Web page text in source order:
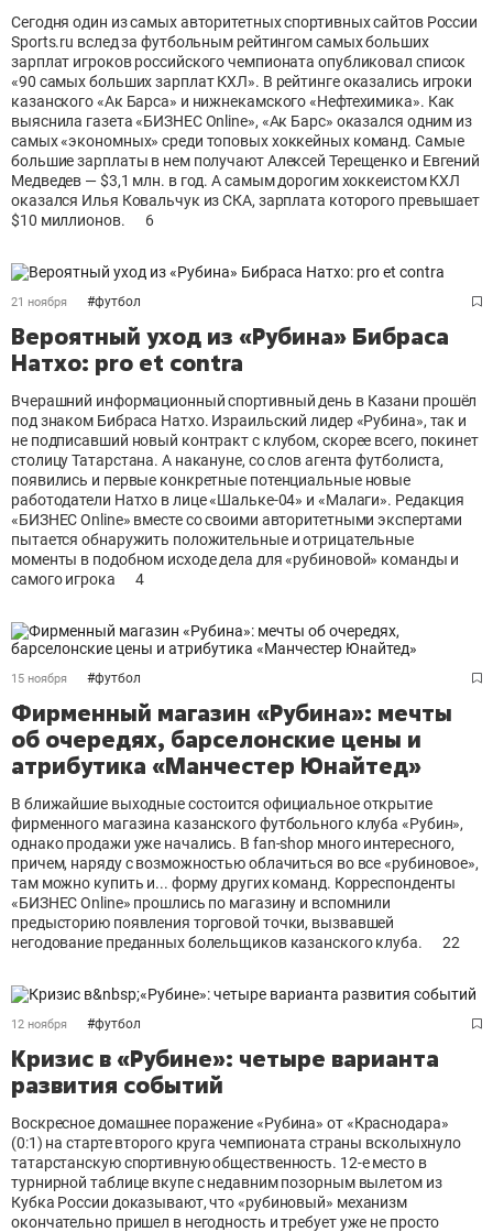
Сегодня один из самых авторитетных спортивных сайтов России
Sports.ru вслед за футбольным рейтингом самых больших
зарплат игроков российского чемпионата опубликовал список
«90 самых больших зарплат КХЛ». В рейтинге оказались игроки
казанского «Ак Барса» и нижнекамского «Нефтехимика». Как
выяснила газета «БИЗНЕС Online», «Ак Барс» оказался одним из
самых «экономных» среди топовых хоккейных команд. Самые
большие зарплаты в нем получают Алексей Терещенко и Евгений
Медведев — $3,1 млн. в год. А самым дорогим хоккеистом КХЛ
оказался Илья Ковальчук из СКА, зарплата которого превышает
$10 миллионов.
6
21 ноября #футбол
Вероятный уход из «Рубина» Бибраса
Натхо: pro et contra
Вчерашний информационный спортивный день в Казани прошёл
под знаком Бибраса Натхо. Израильский лидер «Рубина», так и
не подписавший новый контракт с клубом, скорее всего, покинет
столицу Татарстана. А накануне, со слов агента футболиста,
появились и первые конкретные потенциальные новые
работодатели Натхо в лице «Шальке-04» и «Малаги». Редакция
«БИЗНЕС Online» вместе со своими авторитетными экспертами
пытается обнаружить положительные и отрицательные
моменты в подобном исходе дела для «рубиновой» команды и
самого игрока
4
15 ноября #футбол
Фирменный магазин «Рубина»: мечты
об очередях, барселонские цены и
атрибутика «Манчестер Юнайтед»
В ближайшие выходные состоится официальное открытие
фирменного магазина казанского футбольного клуба «Рубин»,
однако продажи уже начались. В fan-shop много интересного,
причем, наряду с возможностью облачиться во все «рубиновое»,
там можно купить и... форму других команд. Корреспонденты
«БИЗНЕС Online» прошлись по магазину и вспомнили
предысторию появления торговой точки, вызвавшей
негодование преданных болельщиков казанского клуба.
22
12 ноября #футбол
Кризис в «Рубине»: четыре варианта
развития событий
Воскресное домашнее поражение «Рубина» от «Краснодара»
(0:1) на старте второго круга чемпионата страны всколыхнуло
татарстанскую спортивную общественность. 12-е место в
турнирной таблице вкупе с недавним позорным вылетом из
Кубка России доказывают, что «рубиновый» механизм
окончательно пришел в негодность и требует уже не просто